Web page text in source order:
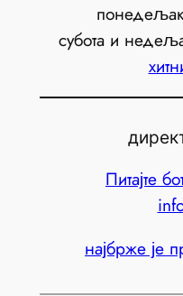
субота и
Питајте
најбрже је